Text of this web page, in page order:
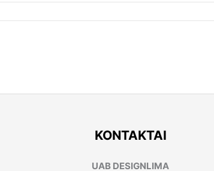
KONTAKTAI
UAB DESIGNLIMA